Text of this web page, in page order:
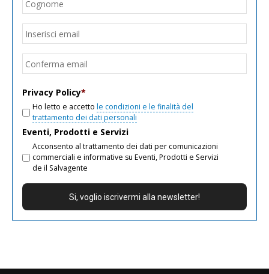
Email
Privacy Policy*
Ho letto e accetto le condizioni e le finalità del
trattamento dei dati personali
Eventi, Prodotti e Servizi
Acconsento al trattamento dei dati per comunicazioni
commerciali e informative su Eventi, Prodotti e Servizi
de il Salvagente